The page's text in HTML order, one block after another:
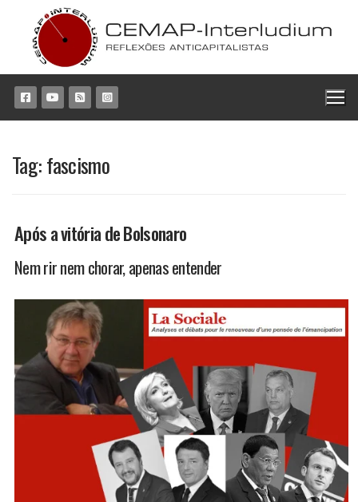
conteúdo
Tag:fascismo
Após a vitória de Bolsonaro
Nem rir nem chorar, apenas entender